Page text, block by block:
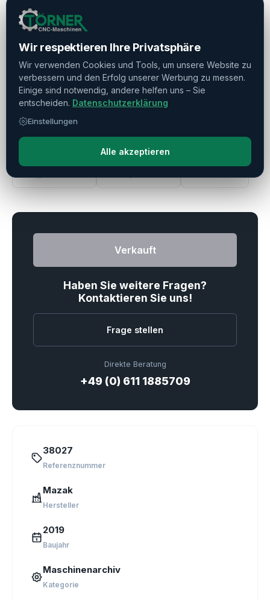
Abstand Zwischen Den Spannbacken
Späneförderer / Kühlmittelsystem
Zubehör ▼
Betriebszeiten
Verkauft
Haben Sie weitere Fragen?
Kontaktieren Sie uns!
Frage stellen
Direkte Beratung
+49 (0) 611 1885709
38027
Referenznummer
Mazak
Hersteller
2019
Baujahr
Maschinenarchiv
Kategorie
Wir respektieren Ihre Privatsphäre
Wir verwenden Cookies und Tools, um unsere Website zu
verbessern und den Erfolg unserer Werbung zu messen.
Einige sind notwendig, andere helfen uns – Sie
entscheiden. Datenschutzerklärung
Einstellungen
Alle akzeptieren